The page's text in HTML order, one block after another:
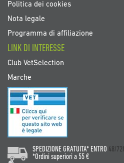
Politica dei cookies
Nota legale
Programma di affiliazione
LINK DI INTERESSE
Club VetSelection
Marche
SPEDIZIONE GRATUITA* ENTRO 48/
*Ordini superiori a 55 €